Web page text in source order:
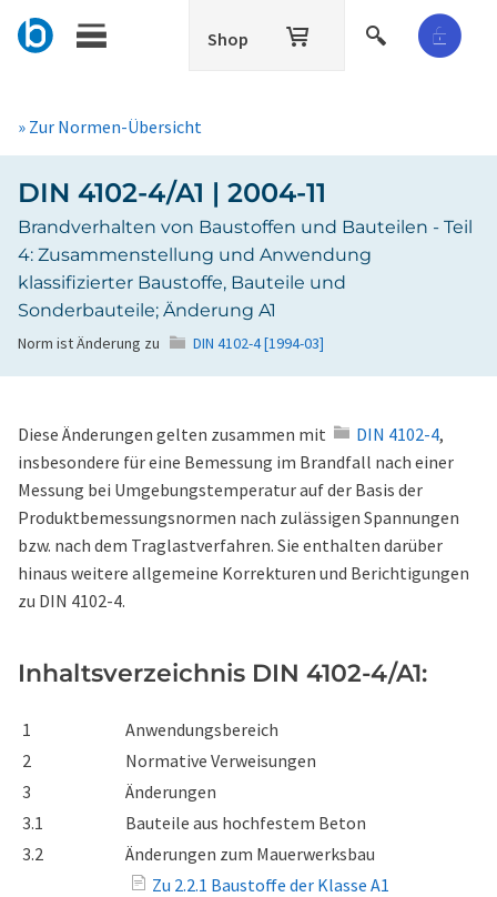
Shop
» Zur Normen-Übersicht
DIN 4102-4/A1 | 2004-11
Brandverhalten von Baustoffen und Bauteilen - Teil
4: Zusammenstellung und Anwendung
klassifizierter Baustoffe, Bauteile und
Sonderbauteile; Änderung A1
Norm ist Änderung zu DIN 4102-4 [1994-03]
Diese Änderungen gelten zusammen mit DIN 4102-4,
insbesondere für eine Bemessung im Brandfall nach einer
Messung bei Umgebungstemperatur auf der Basis der
Produktbemessungsnormen nach zulässigen Spannungen
bzw. nach dem Traglastverfahren. Sie enthalten darüber
hinaus weitere allgemeine Korrekturen und Berichtigungen
zu DIN 4102-4.
Inhaltsverzeichnis DIN 4102-4/A1:
1
Anwendungsbereich
2
Normative Verweisungen
3
Änderungen
3.1
Bauteile aus hochfestem Beton
3.2
Änderungen zum Mauerwerksbau
Zu 2.2.1 Baustoffe der Klasse A1